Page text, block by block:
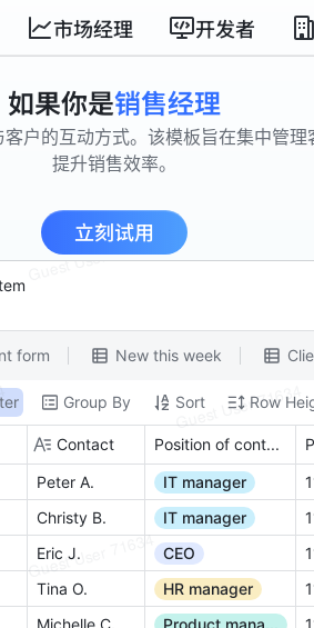
市场经理 开发者
如果你是销售经理
户的互动方式。该模板旨在集中管
提升销售效率。
立刻试用